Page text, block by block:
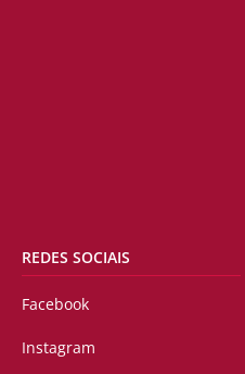
REDES SOCIAIS
Facebook
Instagram